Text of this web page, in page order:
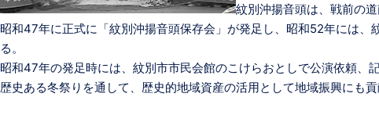
紋別沖揚音頭は、戦前の
昭和47年に正式に「紋別沖揚音頭保存会」が発足し、昭和52年には
る。
昭和47年の発足時には、紋別市市民会館のこけらおとしで公演依頼、
歴史ある冬祭りを通して、歴史的地域資産の活用として地域振興にも貢